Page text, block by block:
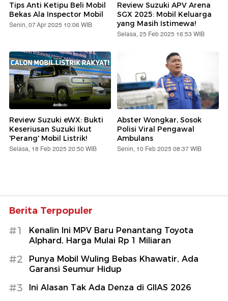
Tips Anti Ketipu Beli Mobil
Bekas Ala Inspector Mobil
Senin, 07 Apr 2025 10:06 WIB
Review Suzuki APV Arena
SGX 2025: Mobil Keluarga
yang Masih Istimewa!
Selasa, 25 Feb 2025 16:53 WIB
Review Suzuki eWX: Bukti
Keseriusan Suzuki Ikut
'Perang' Mobil Listrik!
Selasa, 18 Feb 2025 20:50 WIB
Abster Wongkar, Sosok
Polisi Viral Pengawal
Ambulans
Senin, 10 Feb 2025 08:37 WIB
Berita Terpopuler
#1
Kenalin Ini MPV Baru Penantang Toyota
Alphard, Harga Mulai Rp 1 Miliaran
#2
Punya Mobil Wuling Bebas Khawatir, Ada
Garansi Seumur Hidup
#3 Ini Alasan Tak Ada Denza di GIIAS 2026